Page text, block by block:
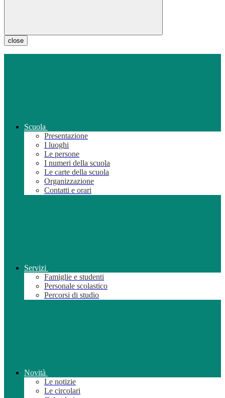
close
Scuola
Presentazione
I luoghi
Le persone
I numeri della scuola
Le carte della scuola
Organizzazione
Contatti e orari
Servizi
Famiglie e studenti
Personale scolastico
Percorsi di studio
Novità
Le notizie
Le circolari